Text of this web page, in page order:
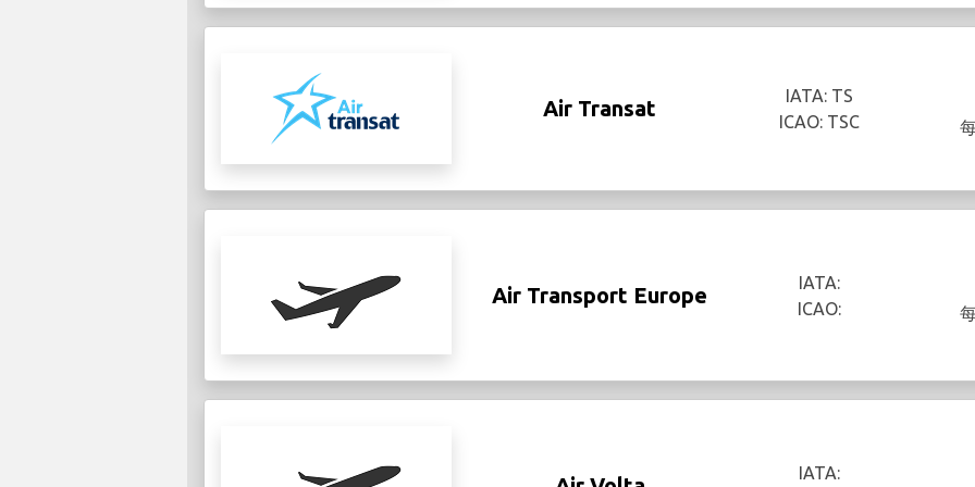
Air Transat
IATA: TS
ICAO: TSC
Air Transport Europe
IATA:
ICAO:
IATA: